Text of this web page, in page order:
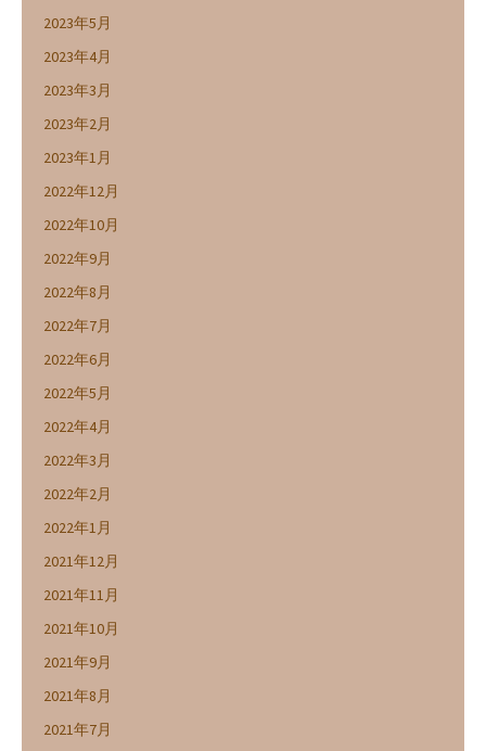
2023年5月
2023年4月
2023年3月
2023年2月
2023年1月
2022年12月
2022年10月
2022年9月
2022年8月
2022年7月
2022年6月
2022年5月
2022年4月
2022年3月
2022年2月
2022年1月
2021年12月
2021年11月
2021年10月
2021年9月
2021年8月
2021年7月